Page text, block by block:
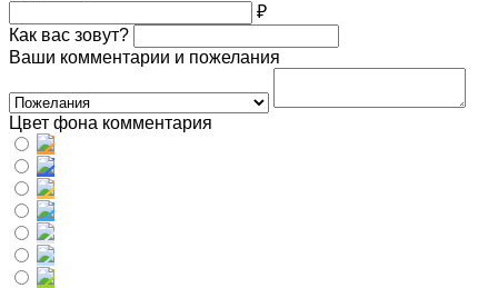
₽
Как вас зовут?
Ваши комментарии и пожелания
Цвет фона комментария